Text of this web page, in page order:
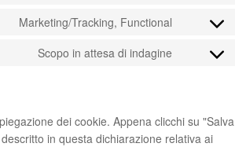
Marketing/Tracking, Functional
Scopo in attesa di indagine
dei cookie. Appena clicchi su "Salva
in questa dichiarazione relativa ai